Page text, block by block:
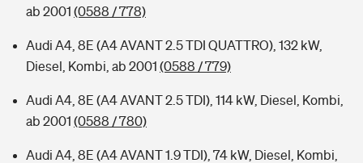
ab 2001 (0588 / 778)
Audi A4, 8E (A4 AVANT 2.5 TDI QUATTRO), 132 kW,
Diesel, Kombi, ab 2001 (0588 / 779)
Audi A4, 8E (A4 AVANT 2.5 TDI), 114 kW, Diesel, Kombi,
ab 2001 (0588 / 780)
Audi A4, 8E (A4 AVANT 1.9 TDI), 74 kW, Diesel, Kombi,